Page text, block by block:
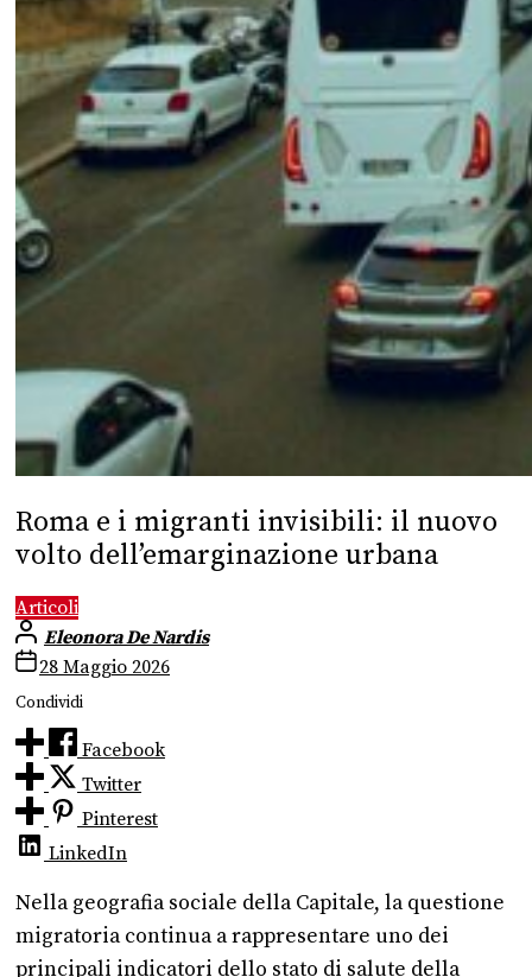
Roma e i migranti invisibili: il nuovo
volto dell’emarginazione urbana
Articoli
Eleonora De Nardis
28 Maggio 2026
Condividi
Facebook
Twitter
Pinterest
LinkedIn
Nella geografia sociale della Capitale, la questione
migratoria continua a rappresentare uno dei
principali indicatori dello stato di salute della